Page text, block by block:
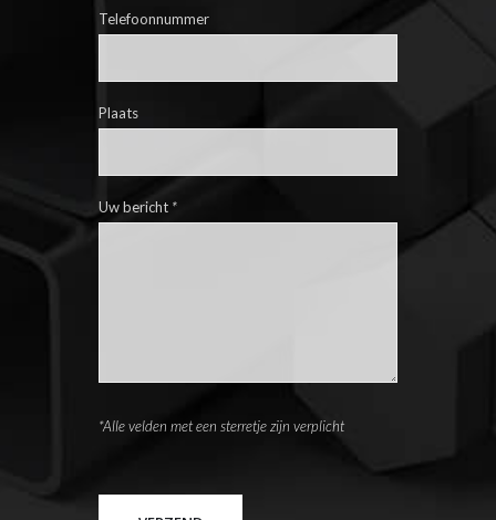
Telefoonnummer
Plaats
Uw bericht *
*Alle velden met een sterretje zijn verplicht